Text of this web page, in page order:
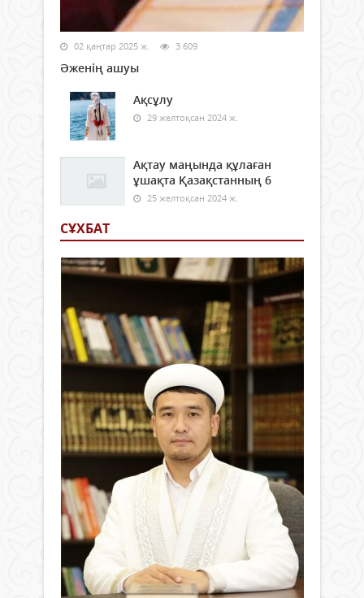
02 қаңтар 2025 ж. 3 609
Әженің ашуы
Ақсұлу
29 желтоқсан 2024 ж.
Ақтау маңында құлаған
ұшақта Қазақстанның 6
25 желтоқсан 2024 ж.
СҰХБАТ